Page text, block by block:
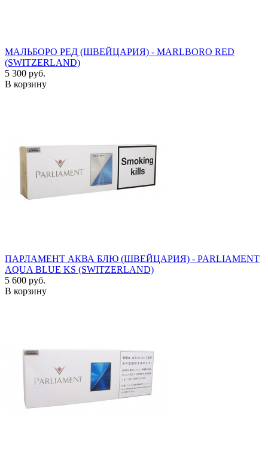
МАЛЬБОРО РЕД (ШВЕЙЦАРИЯ) - MARLBORO RED
(SWITZERLAND)
5 300 руб.
В корзину
ПАРЛАМЕНТ АКВА БЛЮ (ШВЕЙЦАРИЯ) - PARLIAMENT
AQUA BLUE KS (SWITZERLAND)
5 600 руб.
В корзину